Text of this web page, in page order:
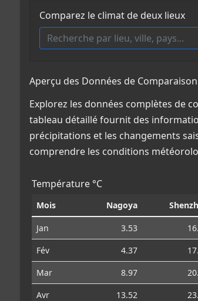
Comparez le climat de deux lieux
Aperçu des Données de
Explorez les données complètes de
tableau détaillé fournit des
précipitations et les changements
comprendre les conditions
Température °C
Mois Nagoya
Jan 3.53
Fév
4.37
Mar
8.97
Avr
13.52